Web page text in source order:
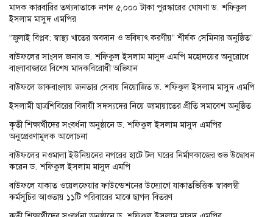
মাদক কারবারির তথ্যদাতাকে নগদ ৫,০০০ টাকা পুরস্কারের ঘোষণা ড. শফিকুল
ইসলাম মাসুদ এমপির
“জুলাই বিপ্লব: স্বাস্থ্য খাতের অবদান ও ভবিষ্যৎ করণীয়” শীর্ষক সেমিনার অনুষ্ঠিত”
বাউফলের সাংসদ জনাব ড. শফিকুল ইসলাম মাসুদ এমপি মহোদয়ের অনুরোধে
বাংলাবাজারে বিশেষ মাদকবিরোধী অভিযান
বাউফলে ডাকবাংলায় জনতার সেবায় নিয়োজিত ড. শফিকুল ইসলাম মাসুদ এমপি
ইসলামী ছাত্রশিবিরের বিদায়ী সদস্যদের নিয়ে জামায়াতের প্রীতি সমাবেশ অনুষ্ঠিত
কৃতী শিক্ষার্থীদের সংবর্ধনা অনুষ্ঠানে ড. শফিকুল ইসলাম মাসুদ এমপির
অনুপ্রেরণামূলক আলোচনা
বাউফলের নওমালা ইউনিয়নের নগরের হাটে টল ঘরের নির্মাণকাজের শুভ উদ্বোধন
করেন ড. শফিকুল ইসলাম মাসুদ এমপি
বাউফলে যাকাত ওয়েলফেয়ার ফাউন্ডেশনের উদ্যোগে যাকাতভিত্তিক স্বাবলম্বী
কর্মসূচির আওতায় ১১টি পরিবারের মাঝে ছাগল বিতরণ